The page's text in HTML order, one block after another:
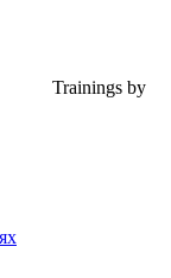
Trainings by